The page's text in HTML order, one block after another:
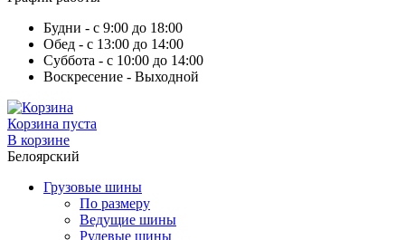
Будни - с 9:00 до 18:00
Обед - с 13:00 до 14:00
Суббота - с 10:00 до 14:00
Воскресение - Выходной
Корзина пуста
В корзине
Белоярский
Грузовые шины
По размеру
Ведущие шины
Рулевые шины